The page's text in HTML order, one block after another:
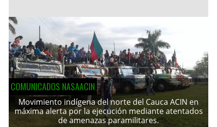
COMUNICADOS NASAACIN
Movimiento indígena del norte del Cauca ACIN en
máxima alerta por la ejecución mediante atentados
de amenazas paramilitares.